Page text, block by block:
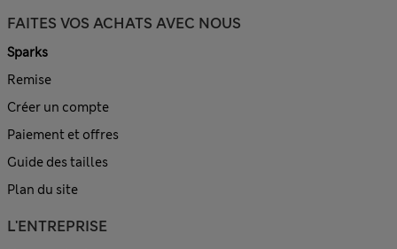
FAITES VOS ACHATS AVEC NOUS
Sparks
Remise
Créer un compte
Paiement et offres
Guide des tailles
Plan du site
L'ENTREPRISE